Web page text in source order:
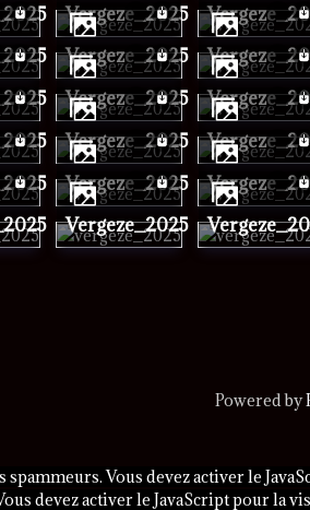
vergeze_2025
vergeze_2025
vergeze_2025
vergeze_2025
vergeze_2025
vergeze_2025
Powered by
Vous devez activer le
devez activer le JavaScript pour la